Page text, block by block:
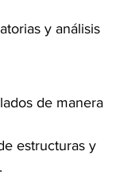
y análisis
de manera
estructuras y